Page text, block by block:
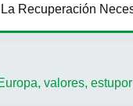
La Recuperación
valores,